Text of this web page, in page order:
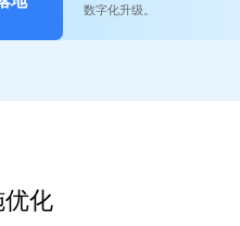
数字化升级。
优化